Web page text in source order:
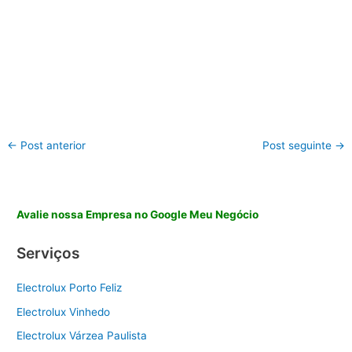
← Post anterior Post seguinte →
Avalie nossa Empresa no Google Meu Negócio
Serviços
Electrolux Porto Feliz
Electrolux Vinhedo
Electrolux Várzea Paulista